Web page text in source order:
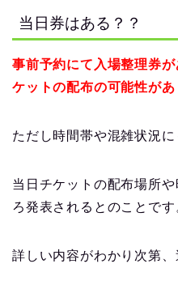
当日券はある？？
事前予約にて入場整理券
ケットの配布の可能性があ
ただし時間帯や混雑状況に
当日チケットの配布場所
ろ発表されるとのことです
詳しい内容がわかり次第、